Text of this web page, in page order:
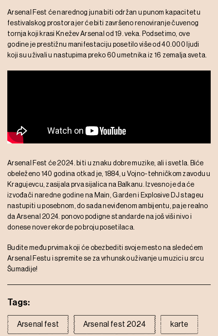
Arsenal Fest će narednog juna biti održan u punom kapacitetu
festivalskog prostora jer će biti završeno renoviranje čuvenog
tornja koji krasi Knežev Arsenal od 19. veka. Podsetimo, ove
godine je prestižnu manifestaciju posetilo više od 40.000 ljudi
koji su uživali u nastupima preko 60 umetnika iz 16 zemalja sveta.
Arsenal Fest će 2024. biti u znaku dobre muzike, ali i svetla. Biće
obeleženo 140 godina otkad je, 1884, u Vojno-tehničkom zavodu u
Kragujevcu, zasijala prva sijalica na Balkanu. Izvesno je da će
izvođači naredne godine na Main, Garden i Explosive DJ stageu
nastupiti u posebnom, do sada neviđenom ambijentu, pa je realno
da Arsenal 2024. ponovo podigne standarde na još viši nivo i
donese nove rekorde po broju posetilaca.
Budite među prvima koji će obezbediti svoje mesto na sledećem
Arsenal Festu i spremite se za vrhunsko uživanje u muzici u srcu
Šumadije!
Tags:
Arsenal fest Arsenal fest 2024 karte